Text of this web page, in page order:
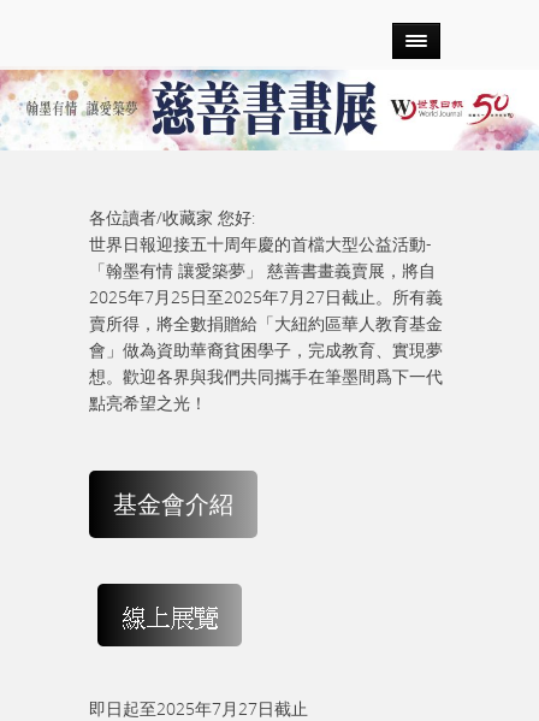
各位讀者/收藏家 您好:
世界日報迎接五十周年慶的首檔大型公益活動-
「翰墨有情 讓愛築夢」 慈善書畫義賣展，將自
2025年7月25日至2025年7月27日截止。所有義
賣所得，將全數捐贈給「大紐約區華人教育基金
會」做為資助華裔貧困學子，完成教育、實現夢
想。歡迎各界與我們共同攜手在筆墨間爲下一代
點亮希望之光！
基金會介紹
即日起至2025年7月27日截止